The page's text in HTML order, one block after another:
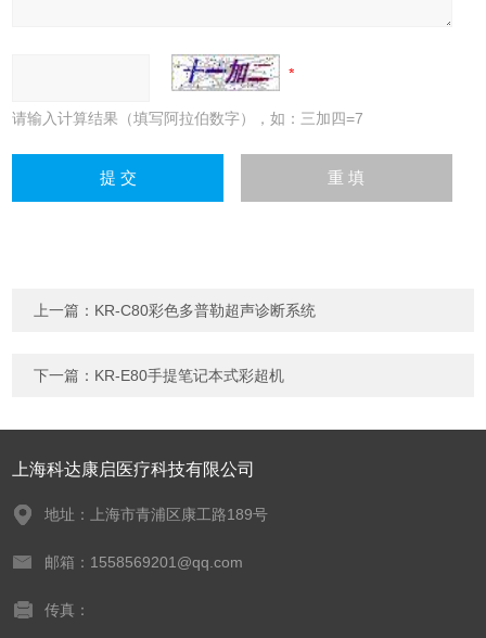
请输入计算结果（填写阿拉伯数字），如：三加四=7
上一篇： KR-C80彩色多普勒超声诊断系统
下一篇： KR-E80手提笔记本式彩超机
上海科达康启医疗科技有限公司
地址：上海市青浦区康工路189号
邮箱：1558569201@qq.com
传真：